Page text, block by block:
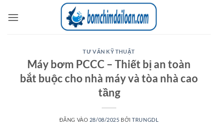
qua
TƯ VẤN KỸ THUẬT
Máy bơm PCCC – Thiết bị an toàn
bắt buộc cho nhà máy và tòa nhà cao
tầng
ĐĂNG VÀO 28/08/2025 BỞITRUNGDL